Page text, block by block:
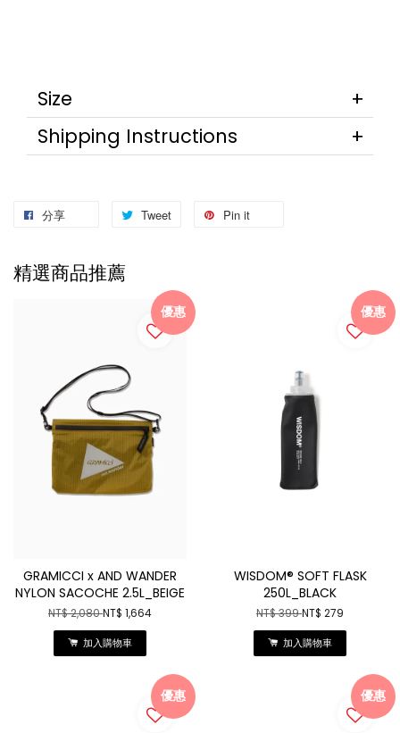
Size
Shipping Instructions
分享 Tweet Pin it
精選商品推薦
優惠
GRAMICCI x AND WANDER
NYLON SACOCHE 2.5L_BEIGE
NT$ 2,080NT$ 1,664
加入購物車
優惠
WISDOM® SOFT FLASK
250L_BLACK
NT$ 399NT$ 279
加入購物車
優惠 優惠